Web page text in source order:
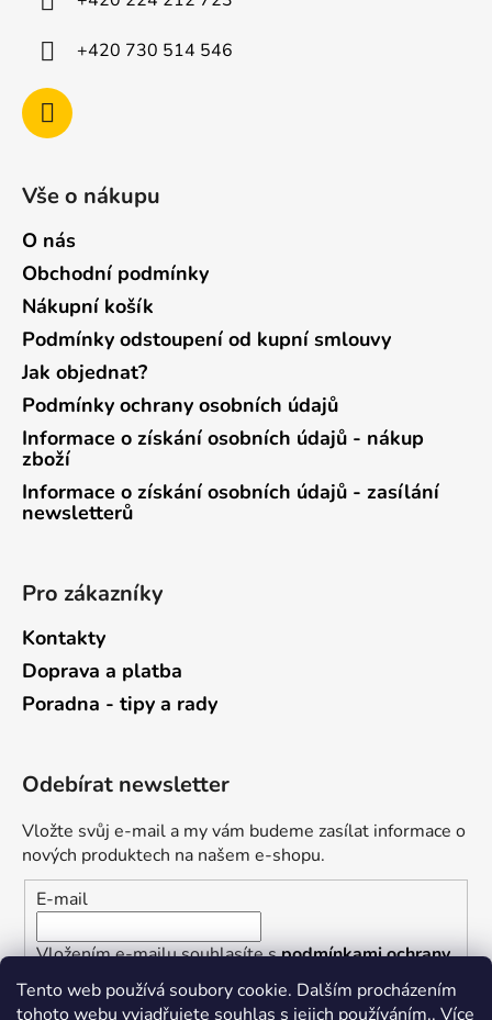
Tento web používá soubory cookie. Dalším procházením
tohoto webu vyjadřujete souhlas s jejich používáním.. Více
+420 730 514 546
Vše o nákupu
O nás
Obchodní podmínky
Nákupní košík
Podmínky odstoupení od kupní smlouvy
Jak objednat?
Podmínky ochrany osobních údajů
Informace o získání osobních údajů - nákup
zboží
Informace o získání osobních údajů - zasílání
newsletterů
Pro zákazníky
Kontakty
Doprava a platba
Poradna - tipy a rady
Odebírat newsletter
Vložte svůj e-mail a my vám budeme zasílat informace o
nových produktech na našem e-shopu.
E-mail
Vložením e-mailu souhlasíte spodmínkami ochrany
osobních údajů